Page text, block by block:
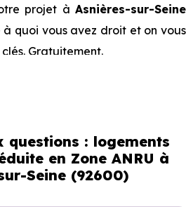
projet à Asnières-sur-Seine
à quoi vous avez droit et on vous
Gratuitement.
neuf à Asnières-
questions : logements
en Zone ANRU à
Seine (92600)